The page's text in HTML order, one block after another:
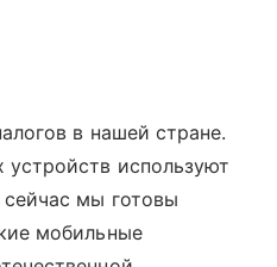
в нашей стране.
используют
мы готовы
мобильные